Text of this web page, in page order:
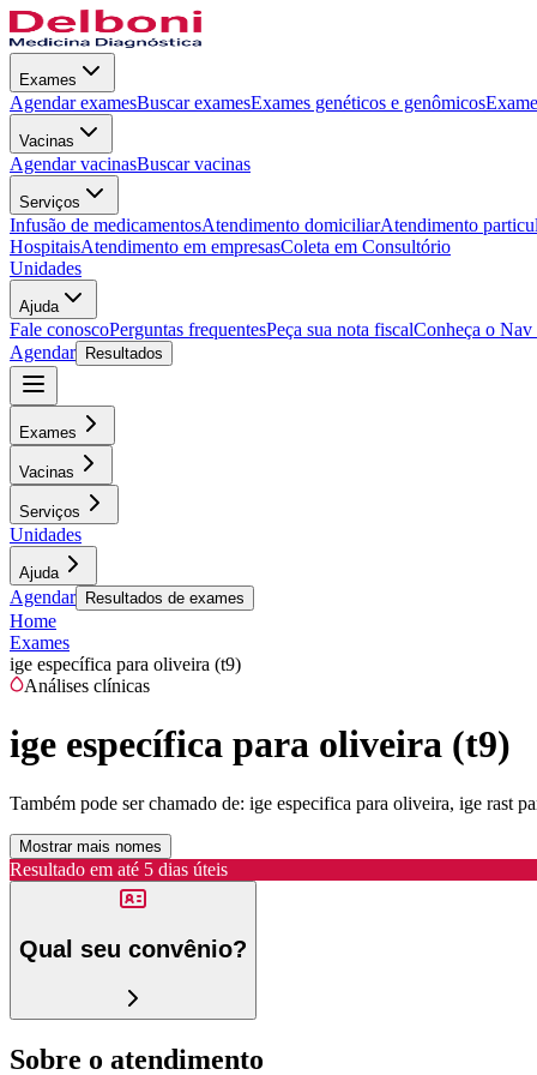
Exames
Agendar examesBuscar examesExames genéticos e genômicos
Vacinas
Agendar vacinasBuscar vacinas
Serviços
Infusão de medicamentosAtendimento domiciliarAtendimento
HospitaisAtendimento em empresasColeta em Consultório
Unidades
Ajuda
Fale conoscoPerguntas frequentesPeça sua nota fiscalConheça o Nav
Agendar
Resultados
Exames
Vacinas
Serviços
Unidades
Ajuda
Agendar Resultados de exames
Home
Exames
ige específica para oliveira (t9)
Análises clínicas
ige específica para oliveira (t9)
Também pode ser chamado de: ige especifica para oliveira, ige rast
Mostrar mais nomes
Resultado em até 5 dias úteis
Qual seu convênio?
Sobre o atendimento